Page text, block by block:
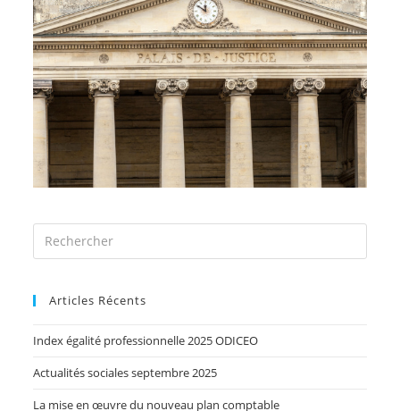
Articles Récents
Index égalité professionnelle 2025 ODICEO
Actualités sociales septembre 2025
La mise en œuvre du nouveau plan comptable